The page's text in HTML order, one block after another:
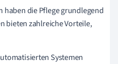
die Pflege grundlegend
bieten zahlreiche Vorteile,
Systemen